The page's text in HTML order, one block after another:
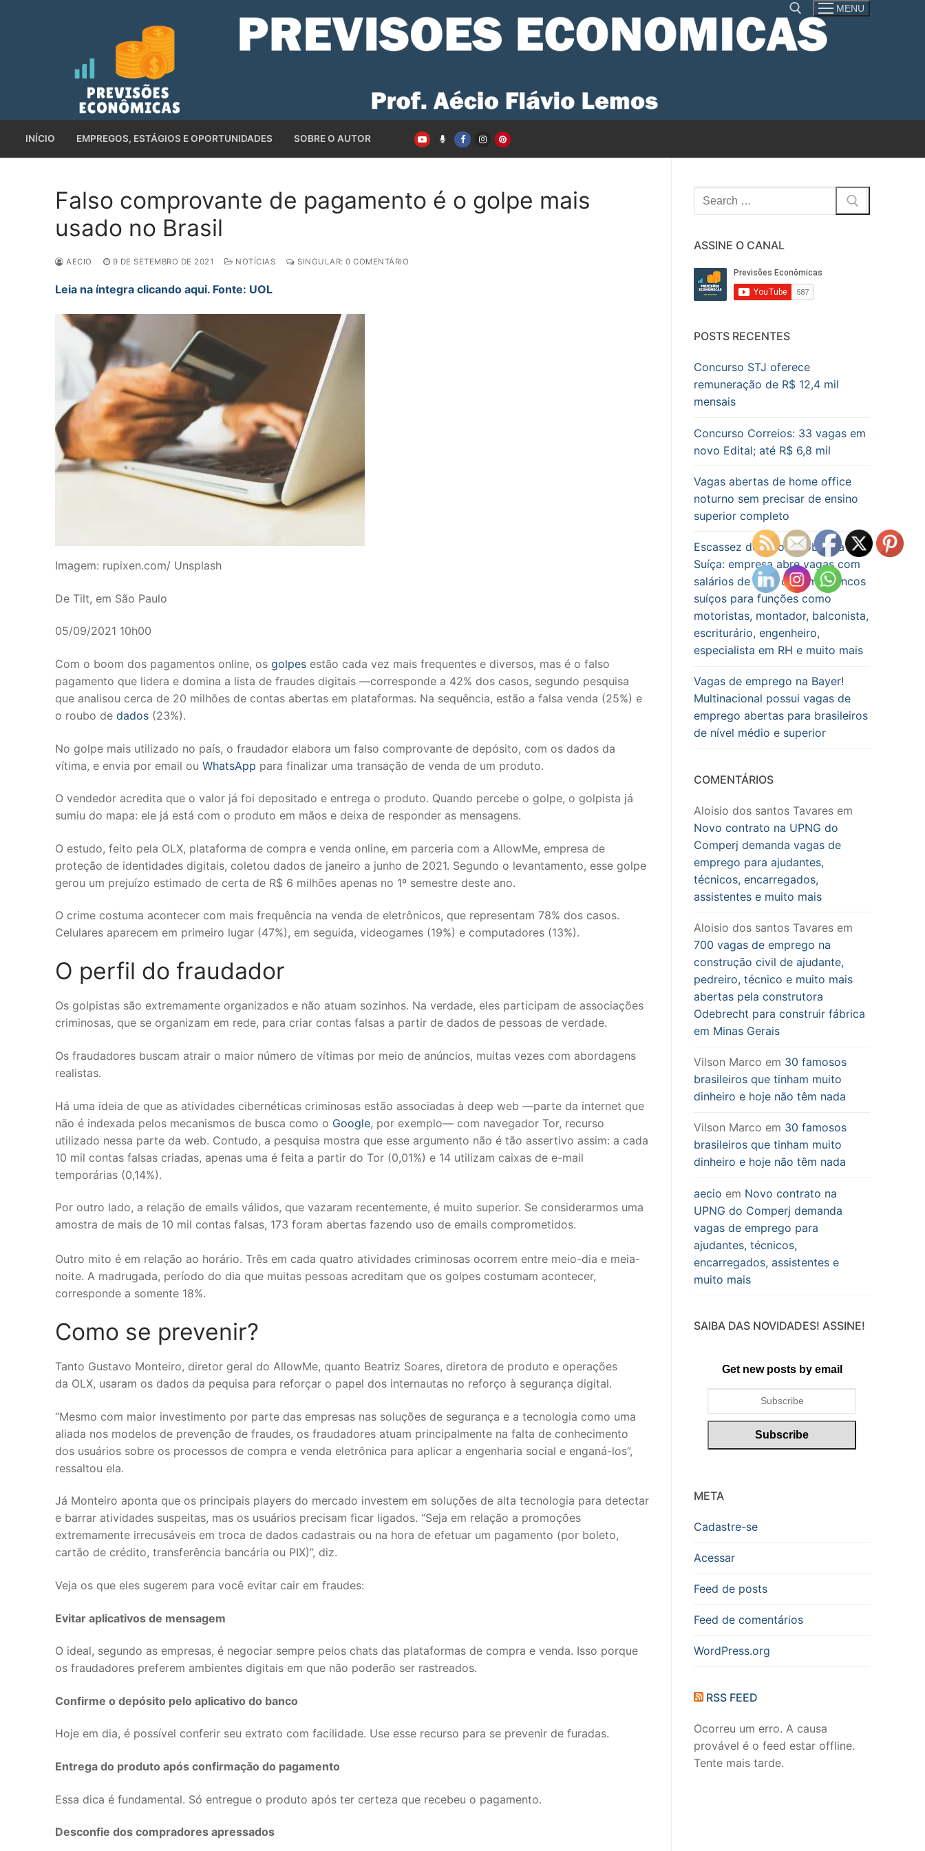
MENU
INÍCIO EMPREGOS, ESTÁGIOS E OPORTUNIDADES SOBRE O AUTOR
Falso comprovante de pagamento é o golpe mais
usado no Brasil
AECIO 9 DE SETEMBRO DE 2021 NOTÍCIAS SINGULAR: 0 COMENTÁRIO
Leia na íntegra clicando aqui. Fonte: UOL
Imagem: rupixen.com/ Unsplash
De Tilt, em São Paulo
05/09/2021 10h00
Com o boom dos pagamentos online, os golpes estão cada vez mais frequentes e diversos, mas é o falso
pagamento que lidera e domina a lista de fraudes digitais —corresponde a 42% dos casos, segundo pesquisa
que analisou cerca de 20 milhões de contas abertas em plataformas. Na sequência, estão a falsa venda (25%) e
o roubo de dados (23%).
No golpe mais utilizado no país, o fraudador elabora um falso comprovante de depósito, com os dados da
vítima, e envia por email ou WhatsApp para finalizar uma transação de venda de um produto.
O vendedor acredita que o valor já foi depositado e entrega o produto. Quando percebe o golpe, o golpista já
sumiu do mapa: ele já está com o produto em mãos e deixa de responder as mensagens.
O estudo, feito pela OLX, plataforma de compra e venda online, em parceria com a AllowMe, empresa de
proteção de identidades digitais, coletou dados de janeiro a junho de 2021. Segundo o levantamento, esse golpe
gerou um prejuízo estimado de certa de R$ 6 milhões apenas no 1º semestre deste ano.
O crime costuma acontecer com mais frequência na venda de eletrônicos, que representam 78% dos casos.
Celulares aparecem em primeiro lugar (47%), em seguida, videogames (19%) e computadores (13%).
O perfil do fraudador
Os golpistas são extremamente organizados e não atuam sozinhos. Na verdade, eles participam de associações
criminosas, que se organizam em rede, para criar contas falsas a partir de dados de pessoas de verdade.
Os fraudadores buscam atrair o maior número de vítimas por meio de anúncios, muitas vezes com abordagens
realistas.
Há uma ideia de que as atividades cibernéticas criminosas estão associadas à deep web —parte da internet que
não é indexada pelos mecanismos de busca como o Google, por exemplo— com navegador Tor, recurso
utilizado nessa parte da web. Contudo, a pesquisa mostra que esse argumento não é tão assertivo assim: a cada
10 mil contas falsas criadas, apenas uma é feita a partir do Tor (0,01%) e 14 utilizam caixas de e-mail
temporárias (0,14%).
Por outro lado, a relação de emails válidos, que vazaram recentemente, é muito superior. Se considerarmos uma
amostra de mais de 10 mil contas falsas, 173 foram abertas fazendo uso de emails comprometidos.
Outro mito é em relação ao horário. Três em cada quatro atividades criminosas ocorrem entre meio-dia e meia-
noite. A madrugada, período do dia que muitas pessoas acreditam que os golpes costumam acontecer,
corresponde a somente 18%.
Como se prevenir?
Tanto Gustavo Monteiro, diretor geral do AllowMe, quanto Beatriz Soares, diretora de produto e operações
da OLX, usaram os dados da pequisa para reforçar o papel dos internautas no reforço à segurança digital.
“Mesmo com maior investimento por parte das empresas nas soluções de segurança e a tecnologia como uma
aliada nos modelos de prevenção de fraudes, os fraudadores atuam principalmente na falta de conhecimento
dos usuários sobre os processos de compra e venda eletrônica para aplicar a engenharia social e enganá-los”,
ressaltou ela.
Já Monteiro aponta que os principais players do mercado investem em soluções de alta tecnologia para detectar
e barrar atividades suspeitas, mas os usuários precisam ficar ligados. “Seja em relação a promoções
extremamente irrecusáveis em troca de dados cadastrais ou na hora de efetuar um pagamento (por boleto,
cartão de crédito, transferência bancária ou PIX)”, diz.
Veja os que eles sugerem para você evitar cair em fraudes:
Evitar aplicativos de mensagem
O ideal, segundo as empresas, é negociar sempre pelos chats das plataformas de compra e venda. Isso porque
os fraudadores preferem ambientes digitais em que não poderão ser rastreados.
Confirme o depósito pelo aplicativo do banco
Hoje em dia, é possível conferir seu extrato com facilidade. Use esse recurso para se prevenir de furadas.
Entrega do produto após confirmação do pagamento
Essa dica é fundamental. Só entregue o produto após ter certeza que recebeu o pagamento.
Desconfie dos compradores apressados
Pesquisar
por:
ASSINE O CANAL
POSTS RECENTES
Concurso STJ oferece
remuneração de R$ 12,4 mil
mensais
Concurso Correios: 33 vagas em
novo Edital; até R$ 6,8 mil
Vagas abertas de home office
noturno sem precisar de ensino
superior completo
Escassez de mão de obra na
Suíça: empresa abre vagas com
salários de mais de 6 mil francos
suíços para funções como
motoristas, montador, balconista,
escriturário, engenheiro,
especialista em RH e muito mais
Vagas de emprego na Bayer!
Multinacional possui vagas de
emprego abertas para brasileiros
de nível médio e superior
COMENTÁRIOS
Aloisio dos santos Tavares em
Novo contrato na UPNG do
Comperj demanda vagas de
emprego para ajudantes,
técnicos, encarregados,
assistentes e muito mais
Aloisio dos santos Tavares em
700 vagas de emprego na
construção civil de ajudante,
pedreiro, técnico e muito mais
abertas pela construtora
Odebrecht para construir fábrica
em Minas Gerais
Vilson Marco em 30 famosos
brasileiros que tinham muito
dinheiro e hoje não têm nada
Vilson Marco em 30 famosos
brasileiros que tinham muito
dinheiro e hoje não têm nada
aecio em Novo contrato na
UPNG do Comperj demanda
vagas de emprego para
ajudantes, técnicos,
encarregados, assistentes e
muito mais
SAIBA DAS NOVIDADES! ASSINE!
Get new posts by email
META
Cadastre-se
Acessar
Feed de posts
Feed de comentários
WordPress.org
RSS FEED
Ocorreu um erro. A causa
provável é o feed estar offline.
Tente mais tarde.